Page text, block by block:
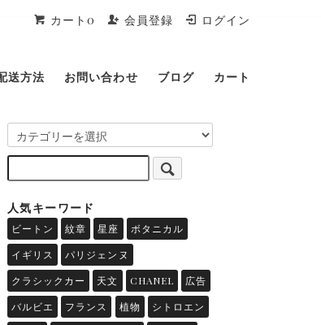
カート0 会員登録 ログイン
送方法 お問い合わせ ブログ カート
人気キーワード
ビートン 紋章 星座
ボタニカル
イギリス
パリジェンヌ
クラシックカー
天文 CHANEL
広告
バルビエ
フランス 植物
シトロエン